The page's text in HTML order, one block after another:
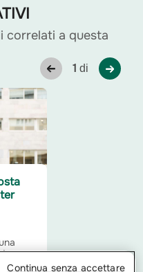
correlati a questa
1 di
Continua senza accettare